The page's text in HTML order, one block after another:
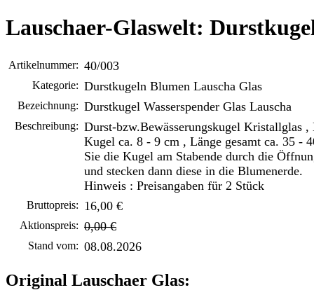
Lauschaer-Glaswelt:
Artikelnummer: 40/003
Kategorie: Durstkugeln Blumen Lauscha Glas
Bezeichnung: Durstkugel Wasserspender Glas Lauscha
Beschreibung: Durst-bzw.Bewässerungskugel Kristallglas ,
Kugel ca. 8 - 9 cm , Länge gesamt ca. 35 -
Sie die Kugel am Stabende durch die
und stecken dann diese in die Blumenerde.
Hinweis : Preisangaben für 2 Stück
Bruttopreis: 16,00 €
Aktionspreis: 0,00 €
Stand vom: 08.08.2026
Original Lauschaer Glas: